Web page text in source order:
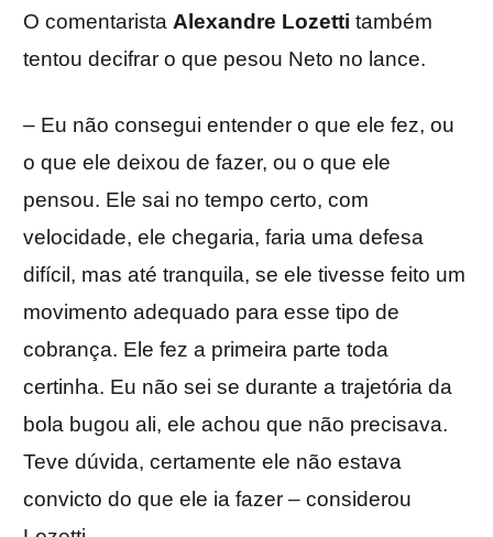
O comentarista Alexandre Lozetti também
tentou decifrar o que pesou Neto no lance.
– Eu não consegui entender o que ele fez, ou
o que ele deixou de fazer, ou o que ele
pensou. Ele sai no tempo certo, com
velocidade, ele chegaria, faria uma defesa
difícil, mas até tranquila, se ele tivesse feito um
movimento adequado para esse tipo de
cobrança. Ele fez a primeira parte toda
certinha. Eu não sei se durante a trajetória da
bola bugou ali, ele achou que não precisava.
Teve dúvida, certamente ele não estava
convicto do que ele ia fazer – considerou